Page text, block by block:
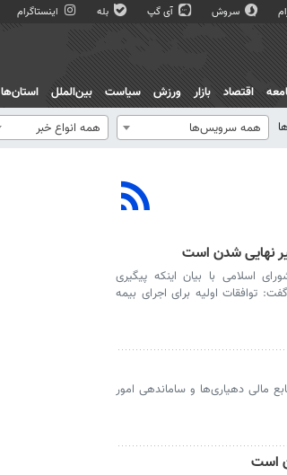
سروش آی گپ بله اینستاگرام
اقتصاد بازار ورزش سیاست بین‌الملل استان‌ها
همه سرویس‌ها همه انواع خبر
نهایی شدن است
اسلامی با بیان اینکه پیگیری
توافقات اولیه برای اجرای بیمه
مالی دهیاری‌ها و ساماندهی امور
است